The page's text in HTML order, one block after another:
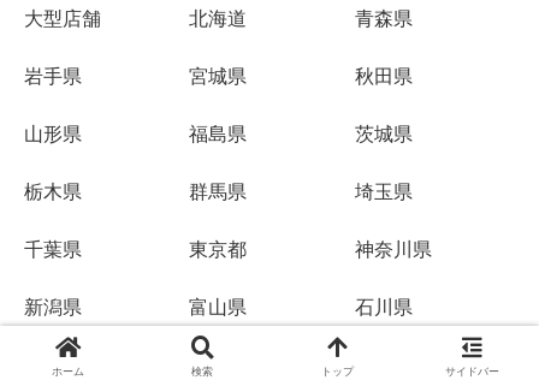
大型店舗 北海道 青森県
岩手県 宮城県 秋田県
山形県 福島県 茨城県
栃木県 群馬県 埼玉県
千葉県 東京都 神奈川県
新潟県 富山県 石川県
福井県 山梨県 長野県
ホーム 検索 トップ サイドバー